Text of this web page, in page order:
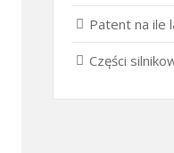
Patent na ile
Części